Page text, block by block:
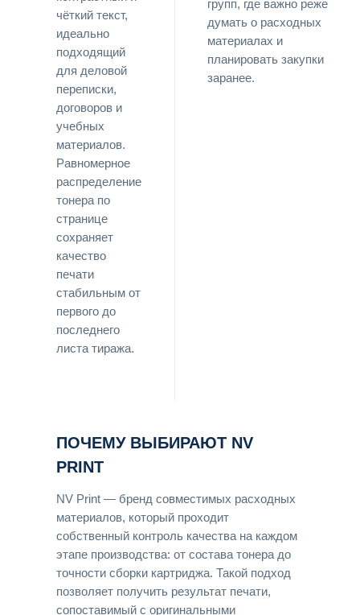
чёткий текст,
идеально
подходящий
для деловой
переписки,
договоров и
учебных
материалов.
Равномерное
распределение
тонера по
странице
сохраняет
качество
печати
стабильным от
первого до
последнего
листа тиража.
групп, где важно реже
думать о расходных
материалах и
планировать закупки
заранее.
ПОЧЕМУ ВЫБИРАЮТ NV
PRINT
NV Print — бренд совместимых расходных
материалов, который проходит
собственный контроль качества на каждом
этапе производства: от состава тонера до
точности сборки картриджа. Такой подход
позволяет получить результат печати,
сопоставимый с оригинальными